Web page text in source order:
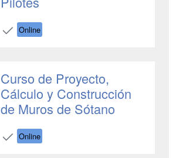
Online
Curso de Proyecto,
Cálculo y Construcción
de Muros de Sótano
Online